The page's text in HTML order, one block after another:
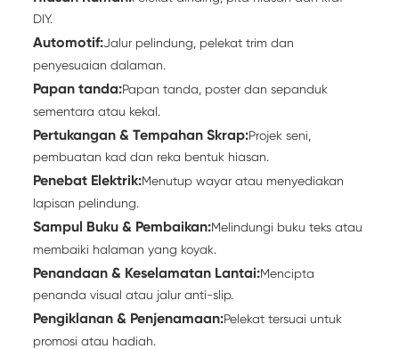
DIY.
Automotif:Jalur pelindung, pelekat trim dan
penyesuaian dalaman.
Papan tanda:Papan tanda, poster dan sepanduk
sementara atau kekal.
Pertukangan & Tempahan Skrap:Projek seni,
pembuatan kad dan reka bentuk hiasan.
Penebat Elektrik:Menutup wayar atau menyediakan
lapisan pelindung.
Sampul Buku & Pembaikan:Melindungi buku teks atau
membaiki halaman yang koyak.
Penandaan & Keselamatan Lantai:Mencipta
penanda visual atau jalur anti-slip.
Pengiklanan & Penjenamaan:Pelekat tersuai untuk
promosi atau hadiah.